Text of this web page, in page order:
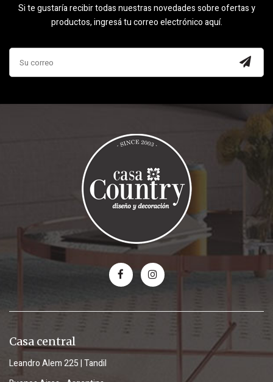
Si te gustaría recibir todas nuestras novedades sobre ofertas y
productos, ingresá tu correo electrónico aquí.
Casa central
Leandro Alem 225 | Tandil